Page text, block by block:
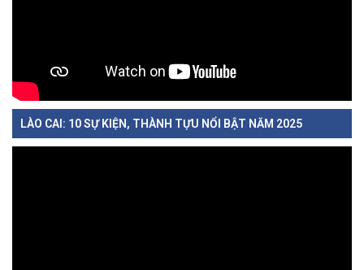
LÀO CAI: 10 SỰ KIỆN, THÀNH TỰU NỔI BẬT NĂM 2025